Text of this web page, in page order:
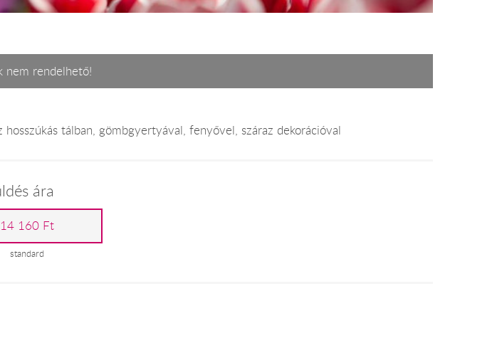
nem rendelhető!
hosszúkás tálban, gömbgyertyával, fenyővel, száraz dekorációval
ára
14 160 Ft
standard